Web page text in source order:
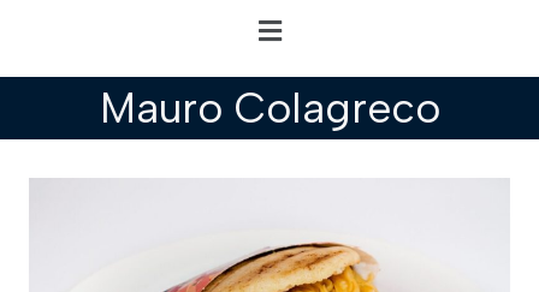
Mauro Colagreco